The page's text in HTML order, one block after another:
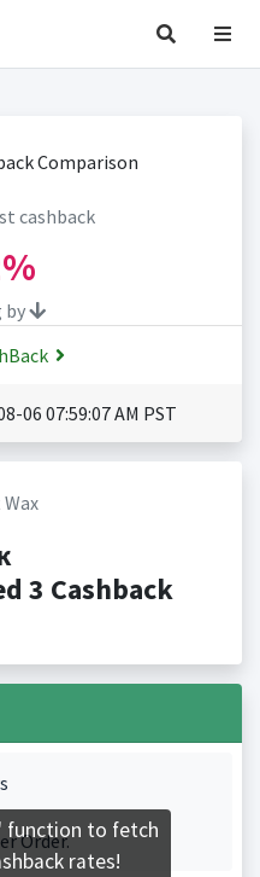
cashback
by
06 07:59:07 AM PST
3 Cashback
Order.
function to fetch
rates!